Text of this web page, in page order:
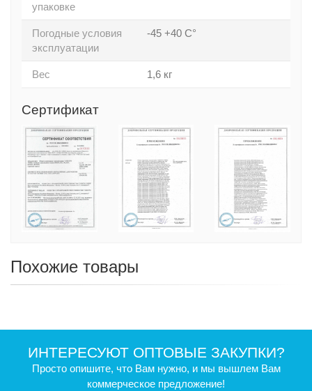
упаковке
Погодные условия
эксплуатации
-45 +40 С°
Вес 1,6 кг
Сертификат
Похожие товары
ИНТЕРЕСУЮТ ОПТОВЫЕ ЗАКУПКИ?
Просто опишите, что Вам нужно, и мы вышлем Вам
коммерческое предложение!